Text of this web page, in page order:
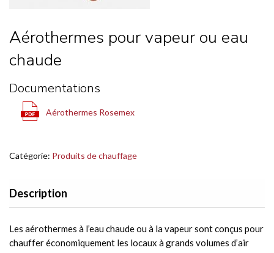
Aérothermes pour vapeur ou eau
chaude
Documentations
Aérothermes Rosemex
Catégorie: Produits de chauffage
Description
Les aérothermes à l’eau chaude ou à la vapeur sont conçus pour
chauffer économiquement les locaux à grands volumes d’air